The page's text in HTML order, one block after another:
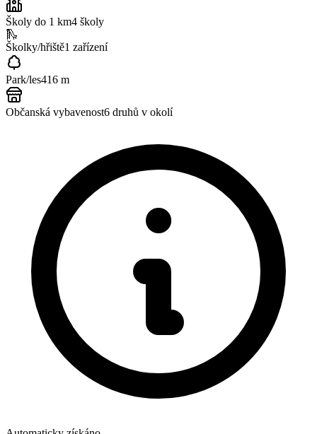
Školy do 1 km4 školy
🛝
Školky/hřiště1 zařízení
Park/les416 m
Občanská vybavenost6 druhů v okolí